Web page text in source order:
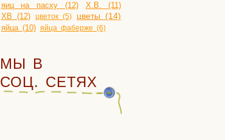
яиц на пасху (12)
Х.В. (11)
ХВ (12) цветок (5)
цветы (14)
яйца (10) яйца фаберже (6)
МЫ В
СОЦ. СЕТЯХ